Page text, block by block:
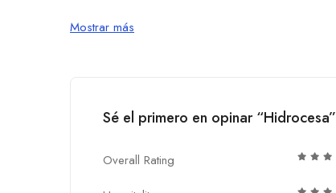
Mostrar más
Sé el primero en opinar “Hidrocesa”
Overall Rating